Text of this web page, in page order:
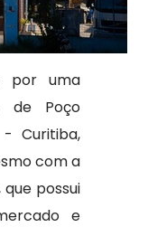
por uma
de Poço
Curitiba,
com a
possui
e